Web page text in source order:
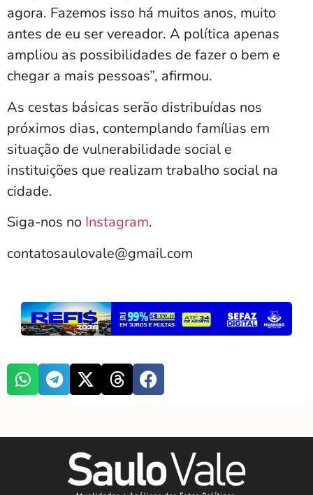
agora. Fazemos isso há muitos anos, muito
antes de eu ser vereador. A política apenas
ampliou as possibilidades de fazer o bem e
chegar a mais pessoas”, afirmou.
As cestas básicas serão distribuídas nos
próximos dias, contemplando famílias em
situação de vulnerabilidade social e
instituições que realizam trabalho social na
cidade.
Siga-nos no Instagram.
contatosaulovale@gmail.com